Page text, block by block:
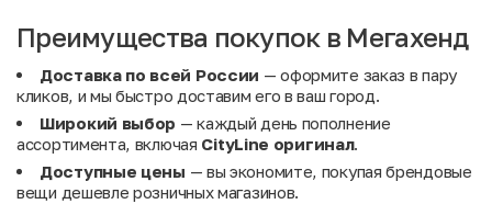
Преимущества покупок в Мегахенд
Доставка по всей России — оформите заказ в пару
кликов, и мы быстро доставим его в ваш город.
Широкий выбор — каждый день пополнение
ассортимента, включая CityLine оригинал.
Доступные цены — вы экономите, покупая брендовые
вещи дешевле розничных магазинов.